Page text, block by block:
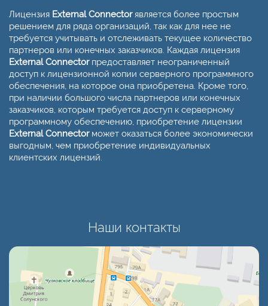
Лицензия External Connectorявляется более простым
решением для ряда организаций, так как для нее не
требуется учитывать и отслеживать текущее количество
партнеров или конечных заказчиков. Каждая лицензия
External Connectorпредоставляет неограниченный
доступ к лицензионной копии серверного программного
обеспечения, на которое она приобретена. Кроме того,
при наличии большого числа партнеров или конечных
заказчиков, которым требуется доступ к серверному
программному обеспечению, приобретение лицензии
External Connectorможет оказаться более экономически
выгодным, чем приобретение индивидуальных
клиентских лицензий.
Наши контакты